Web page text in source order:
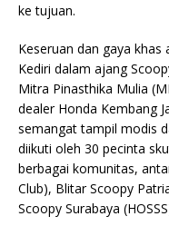
ke tujuan.
Keseruan dan gaya
Kediri dalam ajang
Mitra Pinasthika Mulia
dealer Honda Kembang
semangat tampil modis
diikuti oleh 30 pecinta
berbagai komunitas,
Club), Blitar Scoopy
Scoopy Surabaya